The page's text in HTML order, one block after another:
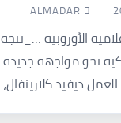
ALMADAR
الأوروبية
نحو مواجهة جديدة
ديفيد